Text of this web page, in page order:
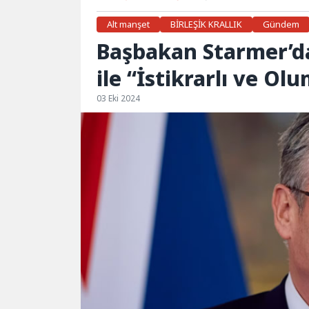
Alt manşet BİRLEŞİK KRALLIK Gündem
Başbakan
ile “İstikrarlı ve
03 Eki 2024